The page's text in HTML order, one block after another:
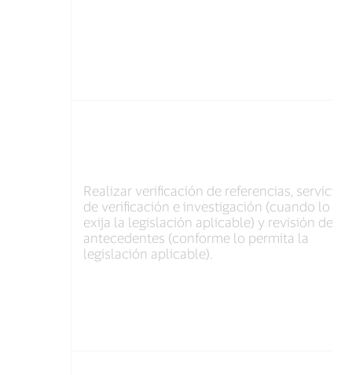
Realizar verificación de referencias, servicios
de verificación e investigación (cuando lo
exija la legislación aplicable) y revisión de
antecedentes (conforme lo permita la
legislación aplicable).